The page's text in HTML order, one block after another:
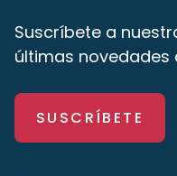
Suscríbete a
últimas novedades
SUSCRÍBETE